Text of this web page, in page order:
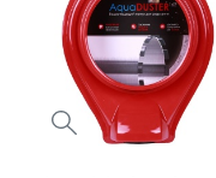
versatilitate maxima
Datorita durabilitatii
ideala pentru
pasionatii de
Utilizand carote